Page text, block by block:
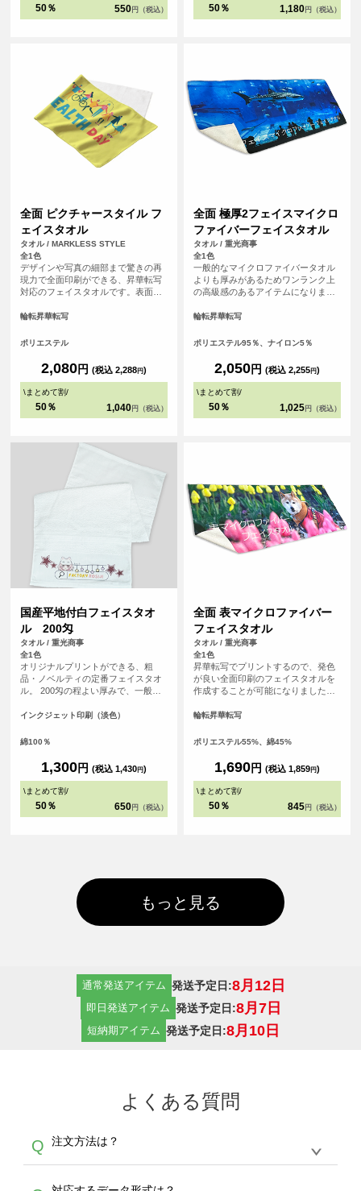
50％ 550 円（税込） 50％ 1,180 円（税込）
全面 ピクチャースタイル フ
ェイスタオル
タオル / MARKLESS STYLE
全1色
デザインや写真の細部まで驚きの再
現力で全面印刷ができる、昇華転写
対応のフェイスタオルです。表面ま
ジナル感が増します。裏面はシャー
して、機能性も備えています。贈り
輪転昇華転写
ポリエステル
2,080円 (税込 2,288円)
\まとめて割/
50％ 1,040 円（税込）
全面 極厚2フェイスマイクロ
ファイバーフェイスタオル
タオル / 重光商事
全1色
一般的なマイクロファイバータオル
よりも厚みがあるためワンランク上
の高級感のあるアイテムになりま
響をうけにくくデザイがくっきりプ
プリントするため発色が良いのも特
テムにプリントするためズレが生じ
る可能性がございます。全面にデザ
インを配置したい方は塗り足し範囲
ております。<br> ※必ずプリントし
輪転昇華転写
ポリエステル95％、ナイロン5％
2,050円 (税込 2,255円)
\まとめて割/
50％ 1,025 円（税込）
国産平地付白フェイスタオ
ル 200匁
タオル / 重光商事
全1色
オリジナルプリントができる、粗
品・ノベルティの定番フェイスタオ
ル。 200匁の程よい厚みで、一般的
して最も広く使われている「標準的
やすく、配布用・業務用のどちらに
や文字が映え、フルカラーインクジ
ェット印刷により、グラデーション
や写真、細かなデザインも再現性の
インクジェット印刷（淡色）
綿100％
1,300円 (税込 1,430円)
\まとめて割/
50％ 650 円（税込）
全面 表マイクロファイバー
フェイスタオル
タオル / 重光商事
全1色
昇華転写でプリントするので、発色
が良い全面印刷のフェイスタオルを
作成することが可能になりました！
ル生地、裏面は吸水性のあるコット
性を兼ね備えたアイテムです。 チー
ーグッズ、スポーツイベントの販促
品としてもおすすめです。
輪転昇華転写
ポリエステル55%、綿45%
1,690円 (税込 1,859円)
\まとめて割/
50％ 845 円（税込）
もっと見る
通常発送アイテム 発送予定日:8月12日
即日発送アイテム 発送予定日:8月7日
短納期アイテム 発送予定日:8月10日
よくある質問
Q 注文方法は？